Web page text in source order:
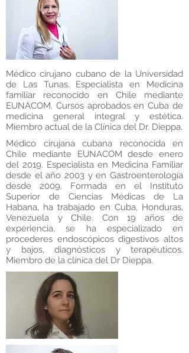
Médico cirujano cubano de la Universidad
de Las Tunas. Especialista en Medicina
familiar reconocido en Chile mediante
EUNACOM. Cursos aprobados en Cuba de
medicina general integral y estética.
Miembro actual de la Clínica del Dr. Dieppa.
Médico cirujana cubana reconocida en
Chile mediante EUNACOM desde enero
del 2019. Especialista en Medicina Familiar
desde el año 2003 y en Gastroenterología
desde 2009. Formada en el Instituto
Superior de Ciencias Médicas de La
Habana, ha trabajado en Cuba, Honduras,
Venezuela y Chile. Con 19 años de
experiencia, se ha especializado en
procederes endoscópicos digestivos altos
y bajos, diagnósticos y terapéuticos.
Miembro de la clínica del Dr Dieppa.